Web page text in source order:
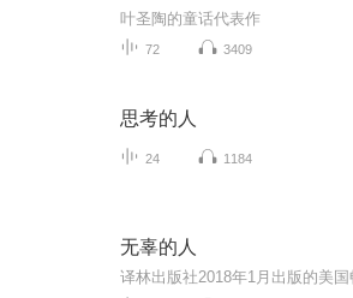
叶圣陶的童话代表作
72 3409
思考的人
24 1184
无辜的人